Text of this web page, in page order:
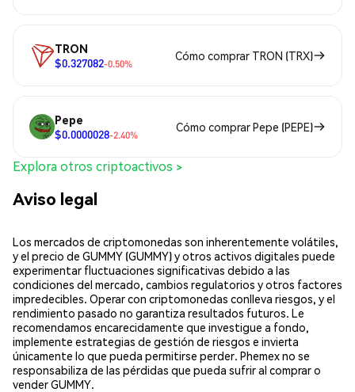
TRON
$0.327082-0.50%
Cómo comprar TRON (TRX)
Pepe
$0.0000028-2.40%
Cómo comprar Pepe (PEPE)
Explora otros criptoactivos >
Aviso legal
Los mercados de criptomonedas son inherentemente volátiles,
y el precio de GUMMY (GUMMY) y otros activos digitales puede
experimentar fluctuaciones significativas debido a las
condiciones del mercado, cambios regulatorios y otros factores
impredecibles. Operar con criptomonedas conlleva riesgos, y el
rendimiento pasado no garantiza resultados futuros. Le
recomendamos encarecidamente que investigue a fondo,
implemente estrategias de gestión de riesgos e invierta
únicamente lo que pueda permitirse perder. Phemex no se
responsabiliza de las pérdidas que pueda sufrir al comprar o
vender GUMMY.